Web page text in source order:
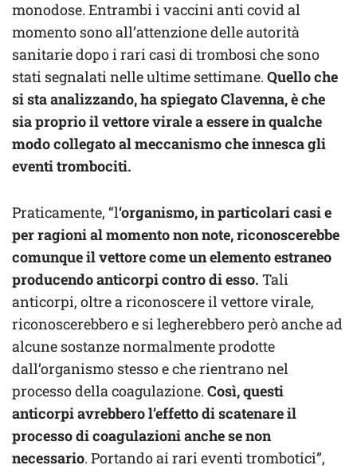
monodose. Entrambi i vaccini anti covid al
momento sono all’attenzione delle autorità
sanitarie dopo i rari casi di trombosi che sono
stati segnalati nelle ultime settimane. Quello che
si sta analizzando, ha spiegato Clavenna, è che
sia proprio il vettore virale a essere in qualche
modo collegato al meccanismo che innesca gli
eventi trombociti.
Praticamente, “l‘organismo, in particolari casi e
per ragioni al momento non note, riconoscerebbe
comunque il vettore come un elemento estraneo
producendo anticorpi contro di esso. Tali
anticorpi, oltre a riconoscere il vettore virale,
riconoscerebbero e si legherebbero però anche ad
alcune sostanze normalmente prodotte
dall’organismo stesso e che rientrano nel
processo della coagulazione. Così, questi
anticorpi avrebbero l’effetto di scatenare il
processo di coagulazioni anche se non
necessario. Portando ai rari eventi trombotici”,